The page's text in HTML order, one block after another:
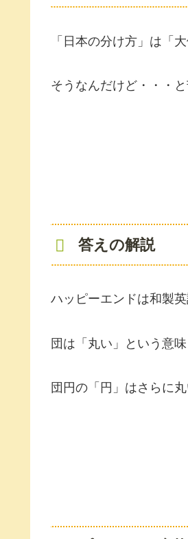
「日本の分け方」は「
そうなんだけど・・・と
答えの解説
ハッピーエンドは和製英
団は「丸い」という意
団円の「円」はさらに